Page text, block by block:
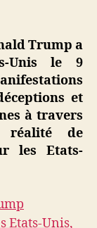
élu
Président
les
Trump a
Unis le 9
et
à travers
réalité de
les Etats-